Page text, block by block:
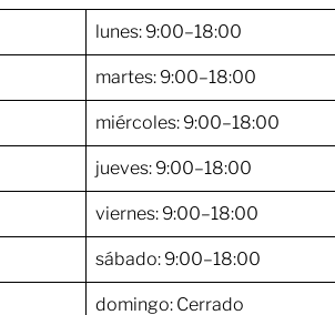
lunes: 9:00–18:00
martes: 9:00–18:00
miércoles: 9:00–18:00
jueves: 9:00–18:00
viernes: 9:00–18:00
sábado: 9:00–18:00
domingo: Cerrado